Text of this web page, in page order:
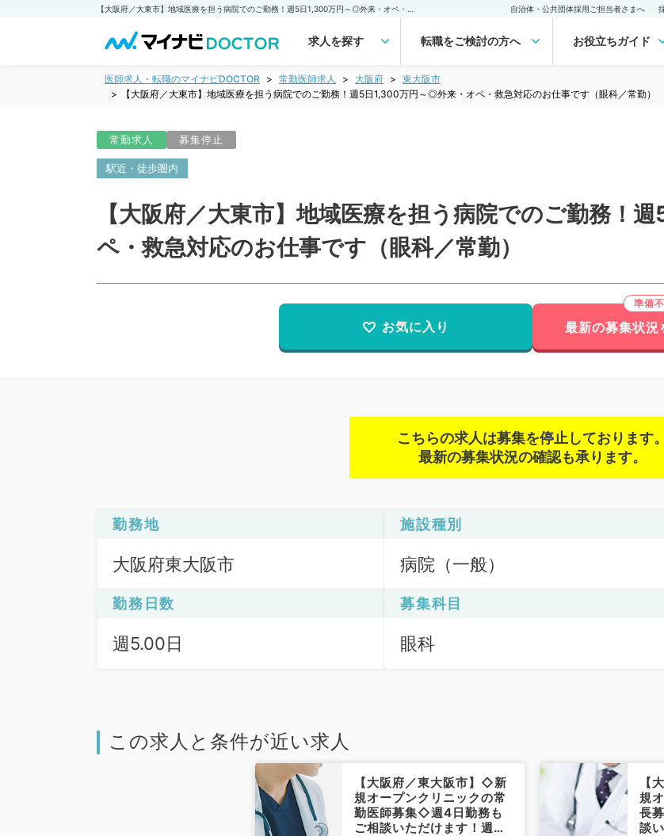
自治体・公共団体採用ご担当者さまへ
求人を探す 転職をご検討の方へ お役立ちガイド
医師求人・転職のマイナビDOCTOR 常勤医師求人 大阪府
東大阪市
【大阪府／大東市】地域医療を担う病院でのご勤務！週5日1,300万円～◎外来・オペ・救急対応のお仕事です（眼科／常勤）
常勤求人 募集停止
駅近・徒歩圏内
【大阪府／大東市】地域医療を担う病院でのご勤務！
ペ・救急対応のお仕事です（眼科／常勤）
お気に入り 最新の募集状況
こちらの求人は募集を停止しております。
最新の募集状況の確認も承ります。
勤務地
大阪府東大阪市
施設種別
病院（一般）
勤務日数
週5.00日
募集科目
眼科
この求人と条件が近い求人
【大阪府／東大阪市】◇新
規オープンクリニックの常
勤医師募集◇週4日勤務も
ご相談いただけます！週
【
規
長
談